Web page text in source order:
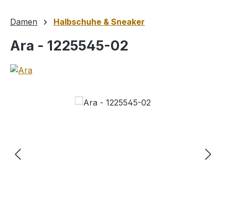
Damen Halbschuhe & Sneaker
Ara - 1225545-02
Bildergalerie überspringen